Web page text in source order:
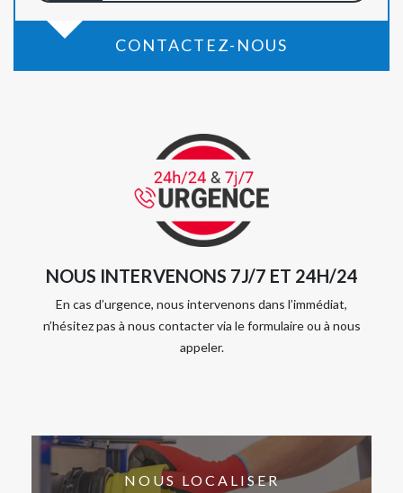
CONTACTEZ-NOUS
NOUS INTERVENONS 7J/7 ET 24H/24
En cas d’urgence, nous intervenons dans l’immédiat,
n’hésitez pas à nous contacter via le formulaire ou à nous
appeler.
NOUS LOCALISER